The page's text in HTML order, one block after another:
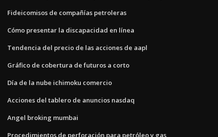
Fideicomisos de compañías petroleras
Cómo presentar la discapacidad en línea
Tendencia del precio de las acciones de aapl
Gráfico de cobertura de futuros a corto
Día de la nube ichimoku comercio
Acciones del tablero de anuncios nasdaq
Angel broking mumbai
Procedimientos de perforación para petróleo y gas